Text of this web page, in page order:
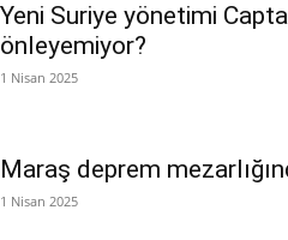
Yeni Suriye yönetimi
önleyemiyor?
1 Nisan 2025
Maraş deprem
1 Nisan 2025